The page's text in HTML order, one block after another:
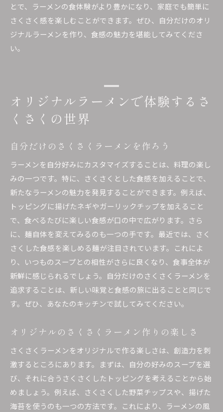
とで、ラーメンの食体験がより豊かになり、家庭でも簡単に
さくさく感を楽しむことができます。ぜひ、自分だけのオリ
ジナルラーメンを作り、食感の魅力を堪能してみてくださ
い。
オリジナルラーメンで体験するさ
くさくの世界
自分だけのさくさくラーメンを作ろう
ラーメンを自分好みにカスタマイズすることは、料理の楽し
みの一つです。特に、さくさくとした食感を加えることで、
新たなラーメンの魅力を発見することができます。例えば、
トッピングに揚げたネギやガーリックチップを加えること
で、食べるたびに楽しい食感が口の中で広がります。さら
に、麺自体を変えてみるのも一つの手です。最近では、さく
さくした食感を楽しめる麺が注目されています。これによ
り、いつものスープとの相性がさらに良くなり、食事全体が
新鮮に感じられるでしょう。自分だけのさくさくラーメンを
追求することは、新しい味覚と食感の旅に出ることと同じで
す。ぜひ、あなたのキッチンで試してみてください。
オリジナルのさくさくラーメン作りの楽しさ
さくさくラーメンをオリジナルで作る楽しさは、創造力を刺
激するところにあります。まずは、自分の好みのスープを選
び、それに合うさくさくしたトッピングを考えることから始
めましょう。例えば、さくさくした野菜チップスや、揚げた
海苔を使うのも一つの方法です。これにより、ラーメンの風